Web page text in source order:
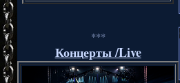
***
Концерты /Live